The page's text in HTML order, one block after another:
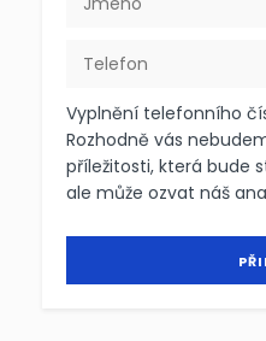
Vyplnění telefonního
Rozhodně vás
příležitosti, která bude
ale může ozvat náš